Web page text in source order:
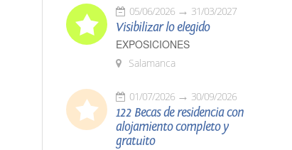
05/06/2026 31/03/2027
Visibilizar lo elegido
EXPOSICIONES
Salamanca
01/07/2026 30/09/2026
122 Becas de residencia con
alojamiento completo y
gratuito